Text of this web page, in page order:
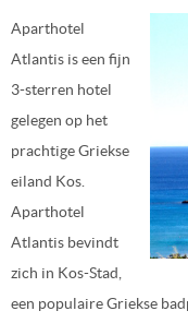
Aparthotel
Atlantis is een fijn
3-sterren hotel
gelegen op het
prachtige Griekse
eiland Kos.
Aparthotel
Atlantis bevindt
zich in Kos-Stad,
een populaire Griekse